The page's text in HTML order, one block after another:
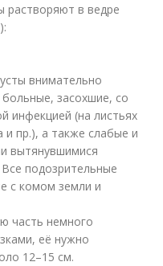
растворяют в ведре
внимательно
засохшие, со
инфекцией (на листьях
и пр.), а также слабые и
вытянувшимися
подозрительные
с комом земли и
часть немного
её нужно
12–15 см.